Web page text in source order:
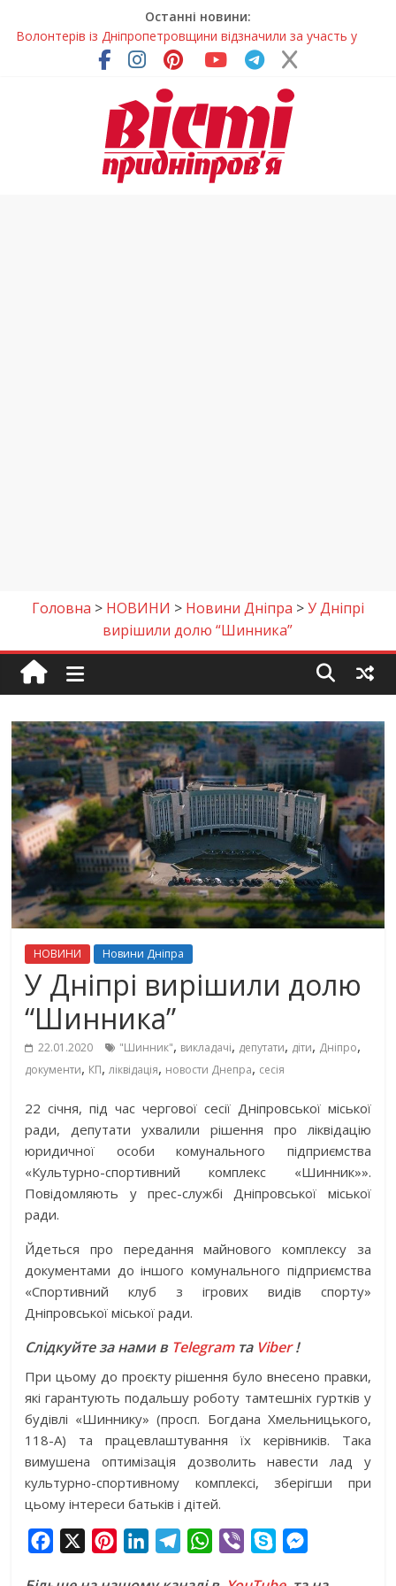
Останні новини:
Волонтерів із Дніпропетровщини відзначили за участь у
гуманітарних місіях
Дніпровський цирк отримав міжнародне визнання
Для школярів Дніпропетровщини стане доступним
безкоштовне гаряче харчування
Дніпрянка стала однією з найкращих юних кінологів світу
Як обрати розмір крафтового стакана під ваш напій?
Головна > НОВИНИ > Новини Дніпра >У Дніпрі
вирішили долю “Шинника”
НОВИНИ Новини Дніпра
У Дніпрі вирішили долю
“Шинника”
22.01.2020 "Шинник", викладачі, депутати, діти, Дніпро,
документи, КП,ліквідація, новости Днепра, сесія
22 січня, під час чергової сесії Дніпровської міської
ради, депутати ухвалили рішення про ліквідацію
юридичної особи комунального підприємства
«Культурно-спортивний комплекс «Шинник»».
Повідомляють у прес-службі Дніпровської міської
ради.
Йдеться про передання майнового комплексу за
документами до іншого комунального підприємства
«Спортивний клуб з ігрових видів спорту»
Дніпровської міської ради.
Слідкуйте за нами в Telegramта Viber!
При цьому до проєкту рішення було внесено правки,
які гарантують подальшу роботу тамтешніх гуртків у
будівлі «Шиннику» (просп. Богдана Хмельницького,
118-А) та працевлаштування їх керівників. Така
вимушена оптимізація дозволить навести лад у
культурно-спортивному комплексі, зберігши при
цьому інтереси батьків і дітей.
W